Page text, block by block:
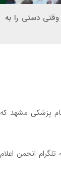
دستی را به
پزشکی مشهد که
انجمن اعلام